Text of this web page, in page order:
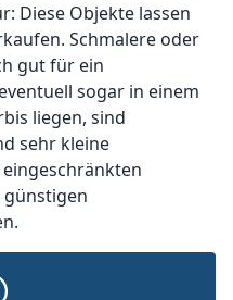
Diese Objekte lassen
Schmalere oder
gut für ein
sogar in einem
liegen, sind
sehr kleine